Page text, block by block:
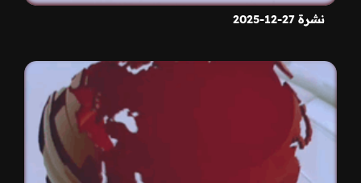
نشرة 27-12-2025